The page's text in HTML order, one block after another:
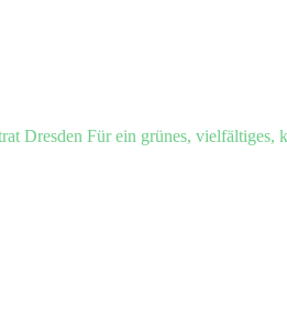
Dresden Für ein grünes, vielfältiges,